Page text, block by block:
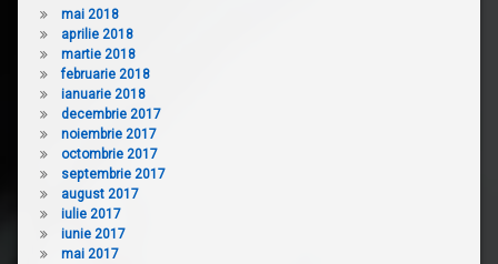
mai 2018
aprilie 2018
martie 2018
februarie 2018
ianuarie 2018
decembrie 2017
noiembrie 2017
octombrie 2017
septembrie 2017
august 2017
iulie 2017
iunie 2017
mai 2017